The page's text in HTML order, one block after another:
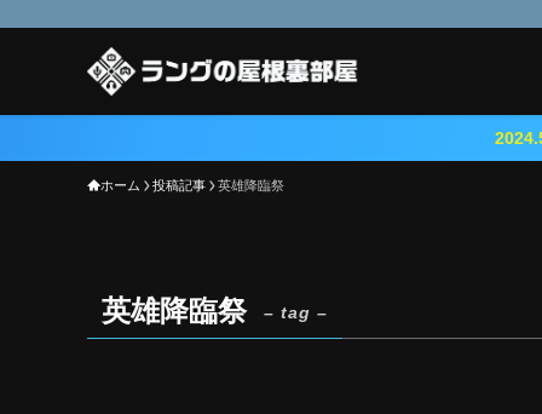
2024.5.23 『鳴潮（メ
ホーム 投稿記事 英雄降臨祭
英雄降臨祭 – tag –